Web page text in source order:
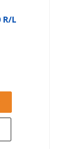
Дверь ДП1-60 2050/850/80 R/L